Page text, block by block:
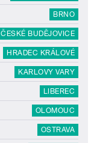
BRNO
ČESKÉ BUDĚJOVICE
HRADEC KRÁLOVÉ
KARLOVY VARY
LIBEREC
OLOMOUC
OSTRAVA